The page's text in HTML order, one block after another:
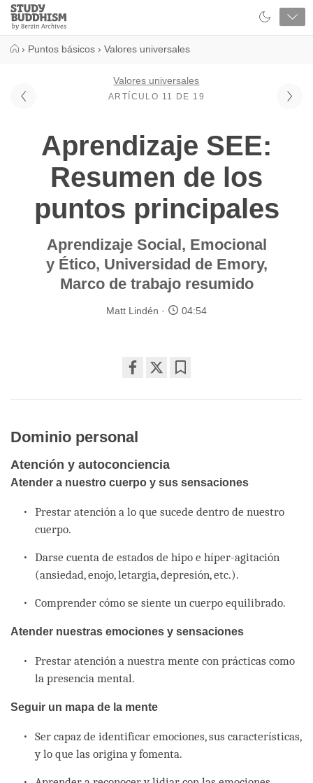
Close
Study
Buddhism
› Puntos básicos › Valores universales
Valores universales
ARTÍCULO 11 DE 19
Aprendizaje SEE:
Resumen de los
puntos principales
Aprendizaje Social, Emocional
y Ético, Universidad de Emory,
Marco de trabajo resumido
Matt Lindén 04:54
on
Dominio personal
Atención y autoconciencia
Atender a nuestro cuerpo y sus sensaciones
Prestar atención a lo que sucede dentro de nuestro
cuerpo.
Darse cuenta de estados de hipo e híper-agitación
(ansiedad, enojo, letargia, depresión, etc.).
Comprender cómo se siente un cuerpo equilibrado.
Atender nuestras emociones y sensaciones
Prestar atención a nuestra mente con prácticas como
la presencia mental.
Seguir un mapa de la mente
Ser capaz de identificar emociones, sus características,
y lo que las origina y fomenta.